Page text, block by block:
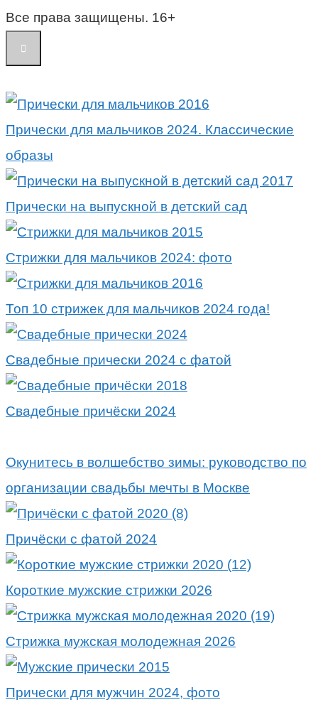
Все права защищены. 16+
Прически для мальчиков 2024. Классические
образы
Прически на выпускной в детский сад
Стрижки для мальчиков 2024: фото
Топ 10 стрижек для мальчиков 2024 года!
Свадебные прически 2024 с фатой
Свадебные причёски 2024
Окунитесь в волшебство зимы: руководство по
организации свадьбы мечты в Москве
Причёски с фатой 2024
Короткие мужские стрижки 2026
Стрижка мужская молодежная 2026
Прически для мужчин 2024, фото